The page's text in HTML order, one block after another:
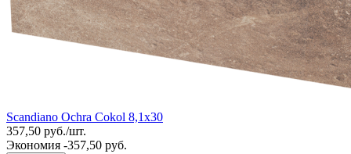
Scandiano Ochra Cokol 8,1x30
357,50 руб./шт.
Экономия -357,50 руб.